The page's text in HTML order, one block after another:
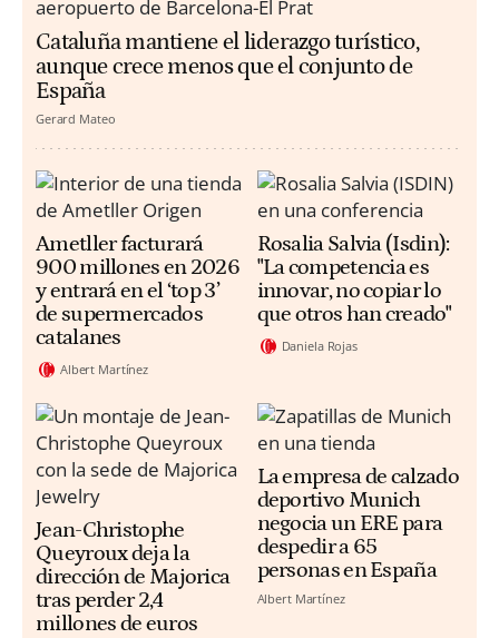
Cataluña mantiene el liderazgo turístico,
aunque crece menos que el conjunto de
España
Gerard Mateo
Ametller facturará
900 millones en 2026
y entrará en el ‘top 3’
de supermercados
catalanes
Albert Martínez
Rosalia Salvia (Isdin):
"La competencia es
innovar, no copiar lo
que otros han creado"
Daniela Rojas
Jean-Christophe
Queyroux deja la
dirección de Majorica
tras perder 2,4
millones de euros
La empresa de calzado
deportivo Munich
negocia un ERE para
despedir a 65
personas en España
Albert Martínez